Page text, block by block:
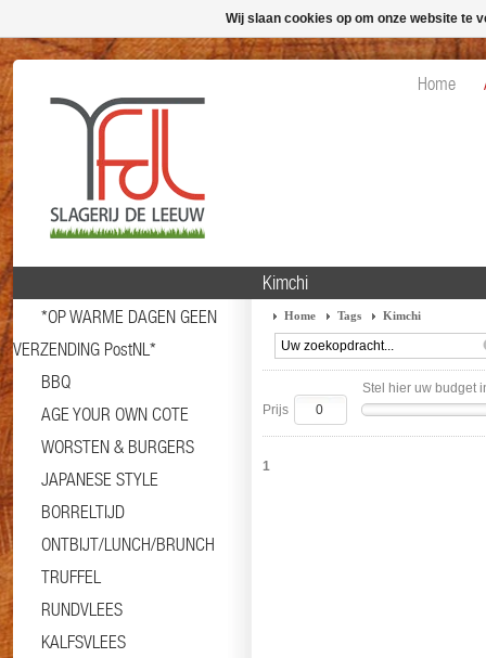
Home
*OP WARME DAGEN GEEN
VERZENDING PostNL*
BBQ
AGE YOUR OWN COTE
WORSTEN & BURGERS
JAPANESE STYLE
BORRELTIJD
ONTBIJT/LUNCH/BRUNCH
TRUFFEL
RUNDVLEES
KALFSVLEES
Kimchi
Home Tags Kimchi
Stel hier uw budget
Prijs
1
Wij slaan cookies op om onze website te